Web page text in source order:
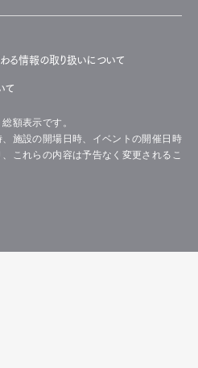
る情報の取り扱いについて
て
額表示です。
施設の開場日時、イベントの開催日時
これらの内容は予告なく変更されるこ